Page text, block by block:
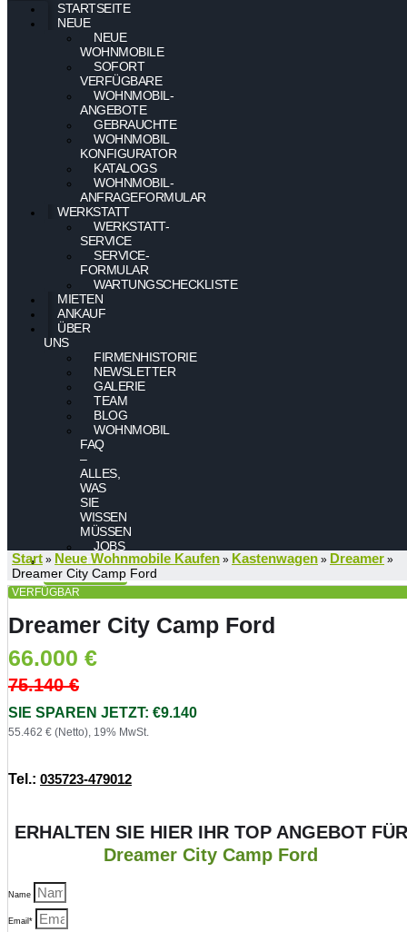
STARTSEITE
NEUE
NEUE
WOHNMOBILE
SOFORT
VERFÜGBARE
WOHNMOBIL-
ANGEBOTE
GEBRAUCHTE
WOHNMOBIL
KONFIGURATOR
KATALOGS
WOHNMOBIL-
ANFRAGEFORMULAR
WERKSTATT
WERKSTATT-
SERVICE
SERVICE-
FORMULAR
WARTUNGSCHECKLISTE
MIETEN
ANKAUF
ÜBER
UNS
FIRMENHISTORIE
NEWSLETTER
GALERIE
TEAM
BLOG
WOHNMOBIL
FAQ
–
ALLES,
WAS
SIE
WISSEN
MÜSSEN
JOBS
KONTAKT
Start » Neue Wohnmobile Kaufen » Kastenwagen » Dreamer »
Dreamer City Camp Ford
VERFÜGBAR
Dreamer City Camp Ford
66.000 €
75.140€
SIE SPAREN JETZT: €9.140
55.462 € (Netto), 19% MwSt.
Tel.: 035723-479012
ERHALTEN SIE HIER IHR TOP ANGEBOT FÜR
Dreamer City Camp Ford
Name
Email*